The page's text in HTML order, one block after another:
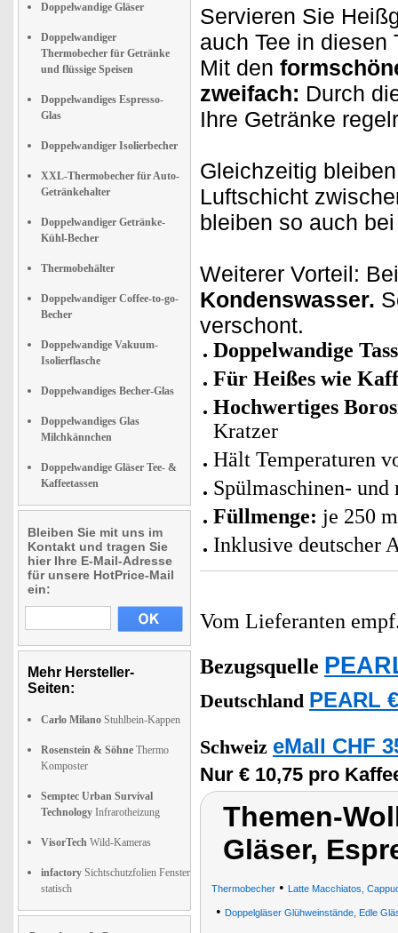
Doppelwandige Gläser
Doppelwandiger
Thermobecher für Getränke
und flüssige Speisen
Doppelwandiges Espresso-
Glas
Doppelwandiger Isolierbecher
XXL-Thermobecher für Auto-
Getränkehalter
Doppelwandiger Getränke-
Kühl-Becher
Thermobehälter
Doppelwandiger Coffee-to-go-
Becher
Doppelwandige Vakuum-
Isolierflasche
Doppelwandiges Becher-Glas
Doppelwandiges Glas
Milchkännchen
Doppelwandige Gläser Tee- &
Kaffeetassen
Bleiben Sie mit uns im
Kontakt und tragen Sie
hier Ihre E-Mail-Adresse
für unsere HotPrice-Mail
ein:
Mehr Hersteller-
Seiten:
Carlo Milano Stuhlbein-Kappen
Rosenstein & Söhne Thermo
Komposter
Semptec Urban Survival
Technology Infrarotheizung
VisorTech Wild-Kameras
infactory Sichtschutzfolien Fenster
statisch
Servieren Sie
auch Tee in diesen
Mit den
zweifach: Durch
Ihre Getränke
Gleichzeitig
Luftschicht
bleiben so auch
Weiterer Vorteil:
Kondenswasser.
verschont.
Doppelwandige
Für Heißes wie
Hochwertiges
Kratzer
Hält Temperaturen
Spülmaschinen-
Füllmenge: je 250
Inklusive deutscher
Vom Lieferanten
Bezugsquelle
Deutschland PEARL
Schweiz eMall CHF
Nur € 10,75 pro
Themen-
Gläser,
Thermobecher • Latte Macchiatos,
• Doppelgläser Glühweinstände, Edle